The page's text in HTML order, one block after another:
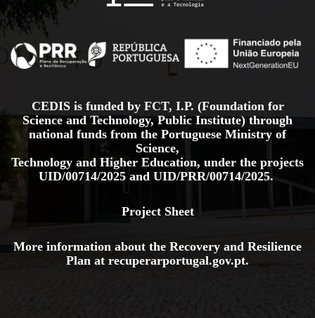
CEDIS is funded by FCT, I.P. (Foundation for
Science and Technology, Public Institute) through
national funds from the Portuguese Ministry of
Science,
Technology and Higher Education, under the projects
UID/00714/2025 and UID/PRR/00714/2025.
Project Sheet
More information about the Recovery and Resilience
Plan at recuperarportugal.gov.pt.